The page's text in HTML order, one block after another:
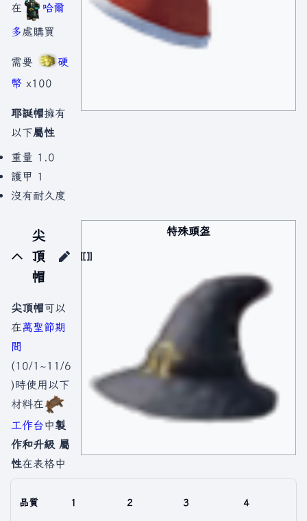
在
哈爾
多 處購買
需要
硬
幣 x100
耶誕帽擁有
以下屬性
重量 1.0
護甲 1
沒有耐久度
特殊頭盔
尖
頂
帽
尖頂帽可以
在萬聖節期
間
(10/1~11/6
)時使用以下
材料在
工作台中製
作和升級 屬
性在表格中
品質 1 2 3 4